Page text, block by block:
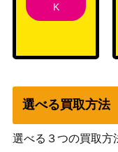
K
選べる買取方法
選べる３つの買取方